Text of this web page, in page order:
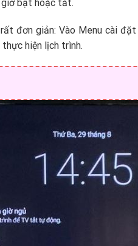
giờ bật hoặc tắt.
đơn giản: Vào Menu cài
hiện lịch trình.